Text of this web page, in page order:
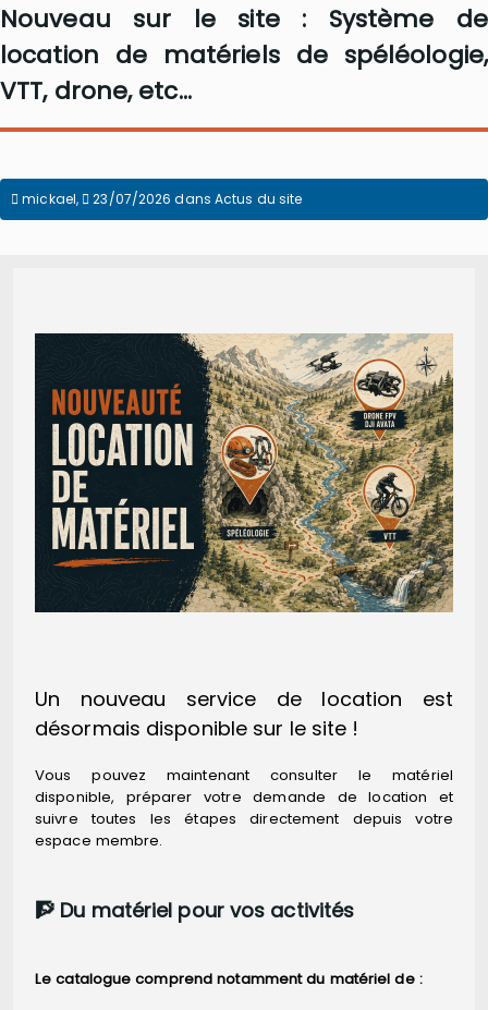
Nouveau sur le site : Système de
location de matériels de spéléologie,
VTT, drone, etc...
mickael, 23/07/2026 dans Actus du site
Un nouveau service de location est
désormais disponible sur le site !
Vous pouvez maintenant consulter le matériel
disponible, préparer votre demande de location et
suivre toutes les étapes directement depuis votre
espace membre.
🧗 Du matériel pour vos activités
Le catalogue comprend notamment du matériel de :